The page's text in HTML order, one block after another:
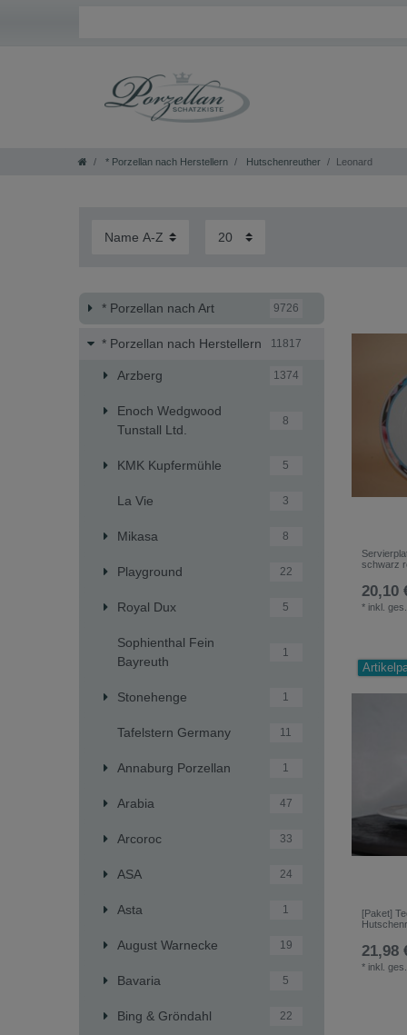
* Porzellan nach Herstellern Hutschenreuther Leonard
* Porzellan nach Art 9726
* Porzellan nach Herstellern 11817
Arzberg 1374
Enoch Wedgwood
Tunstall Ltd.
8
KMK Kupfermühle 5
La Vie 3
Mikasa 8
Playground 22
Royal Dux 5
Sophienthal Fein
Bayreuth
1
Stonehenge 1
Tafelstern Germany 11
Annaburg Porzellan 1
Arabia 47
Arcoroc 33
ASA 24
Asta 1
August Warnecke 19
Bavaria 5
Bing & Gröndahl 22
schwarz
20,10
* inkl.
[Paket]
21,98
* inkl.